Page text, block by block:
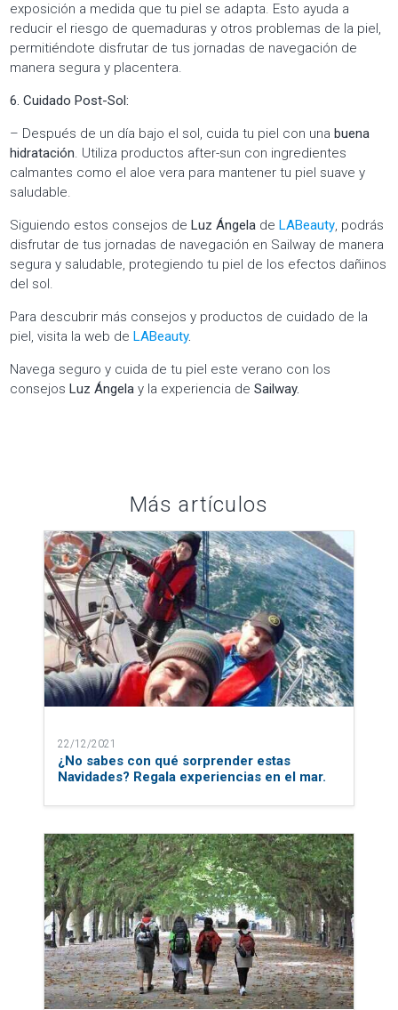
exposición a medida que tu piel se adapta. Esto ayuda a
reducir el riesgo de quemaduras y otros problemas de la piel,
permitiéndote disfrutar de tus jornadas de navegación de
manera segura y placentera.
6. Cuidado Post-Sol:
– Después de un día bajo el sol, cuida tu piel con una buena
hidratación. Utiliza productos after-sun con ingredientes
calmantes como el aloe vera para mantener tu piel suave y
saludable.
Siguiendo estos consejos deLuz Ángela deLABeauty, podrás
disfrutar de tus jornadas de navegación en Sailway de manera
segura y saludable, protegiendo tu piel de los efectos dañinos
del sol.
Para descubrir más consejos y productos de cuidado de la
piel, visita la web deLABeauty.
Navega seguro y cuida de tu piel este verano con los
consejos Luz Ángela y la experiencia de Sailway.
Más artículos
22/12/2021
¿No sabes con qué sorprender estas
Navidades? Regala experiencias en el mar.